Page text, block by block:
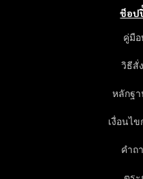
ช็อป
คู่มื
วิธีสั่
หลักฐ
เงื่อนไ
คำถ